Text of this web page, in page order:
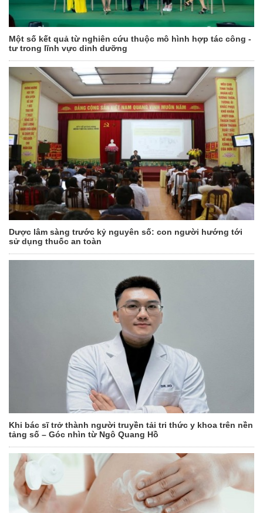
Một số kết quả từ nghiên cứu thuộc mô hình hợp tác công -
tư trong lĩnh vực dinh dưỡng
Dược lâm sàng trước kỷ nguyên số: con người hướng tới
sử dụng thuốc an toàn
Khi bác sĩ trở thành người truyền tải tri thức y khoa trên nền
tảng số – Góc nhìn từ Ngô Quang Hồ